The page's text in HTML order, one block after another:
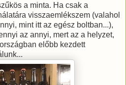
a minta. Ha csak a
visszaemlékszem (valahol
mint itt az egész boltban...),
az annyi, mert az a helyzet,
előbb kezdett